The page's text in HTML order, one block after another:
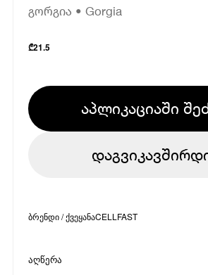
გორგია • Gorgia
₾21.5
აპლიკაციაში
ბრენდი / ქვეყანაCELLFAST
აღწერა